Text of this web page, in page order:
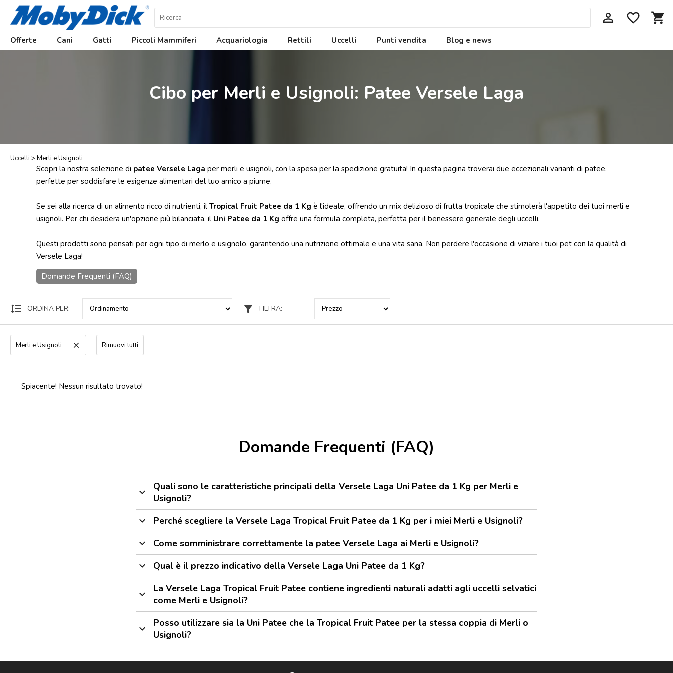
perm_identity favorite_border shopping_cart
Offerte Cani Gatti Piccoli Mammiferi Acquariologia Rettili Uccelli Punti vendita Blog e news
Home
Rettili
Contatti
vendita
Cibo per Merli e Usignoli: Patee Versele Laga
Uccelli > Merli e Usignoli
Scopri la nostra selezione di patee Versele Laga per merli e usignoli, con la spesa per la spedizione gratuita! In questa pagina troverai due eccezionali varianti di patee,
perfette per soddisfare le esigenze alimentari del tuo amico a piume.
Se sei alla ricerca di un alimento ricco di nutrienti, il Tropical Fruit Patee da 1 Kg è l'ideale, offrendo un mix delizioso di frutta tropicale che stimolerà l'appetito dei tuoi merli e
usignoli. Per chi desidera un'opzione più bilanciata, il Uni Patee da 1 Kg offre una formula completa, perfetta per il benessere generale degli uccelli.
Questi prodotti sono pensati per ogni tipo di merlo e usignolo, garantendo una nutrizione ottimale e una vita sana. Non perdere l'occasione di viziare i tuoi pet con la qualità di
Versele Laga!
Domande Frequenti (FAQ)
format_line_spacing ORDINA PER: filter_alt FILTRA:
Merli e Usignoli clear Rimuovi tutti
Spiacente! Nessun risultato trovato!
Domande Frequenti (FAQ)
expand_more
Quali sono le caratteristiche principali della Versele Laga Uni Patee da 1 Kg per Merli e
Usignoli?
expand_more
Perché scegliere la Versele Laga Tropical Fruit Patee da 1 Kg per i miei Merli e Usignoli?
expand_more
Come somministrare correttamente la patee Versele Laga ai Merli e Usignoli?
expand_more
Qual è il prezzo indicativo della Versele Laga Uni Patee da 1 Kg?
expand_more
La Versele Laga Tropical Fruit Patee contiene ingredienti naturali adatti agli uccelli selvatici
come Merli e Usignoli?
expand_more
Posso utilizzare sia la Uni Patee che la Tropical Fruit Patee per la stessa coppia di Merli o
Usignoli?